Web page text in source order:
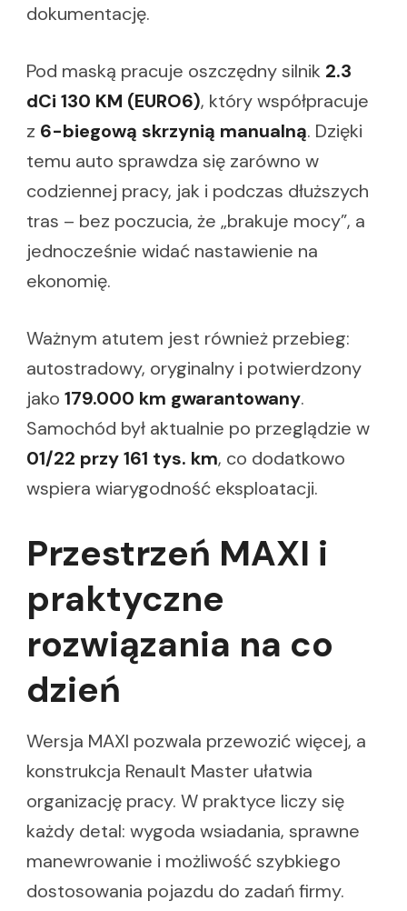
dokumentację.
Pod maską pracuje oszczędny silnik 2.3
dCi 130 KM (EURO6), który współpracuje
z 6-biegową skrzynią manualną. Dzięki
temu auto sprawdza się zarówno w
codziennej pracy, jak i podczas dłuższych
tras – bez poczucia, że „brakuje mocy”, a
jednocześnie widać nastawienie na
ekonomię.
Ważnym atutem jest również przebieg:
autostradowy, oryginalny i potwierdzony
jako 179.000 km gwarantowany.
Samochód był aktualnie po przeglądzie w
01/22 przy 161 tys. km, co dodatkowo
wspiera wiarygodność eksploatacji.
Przestrzeń MAXI i
praktyczne
rozwiązania na co
dzień
Wersja MAXI pozwala przewozić więcej, a
konstrukcja Renault Master ułatwia
organizację pracy. W praktyce liczy się
każdy detal: wygoda wsiadania, sprawne
manewrowanie i możliwość szybkiego
dostosowania pojazdu do zadań firmy.